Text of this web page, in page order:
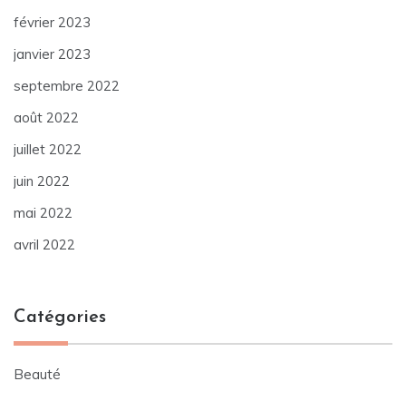
février 2023
janvier 2023
septembre 2022
août 2022
juillet 2022
juin 2022
mai 2022
avril 2022
Catégories
Beauté